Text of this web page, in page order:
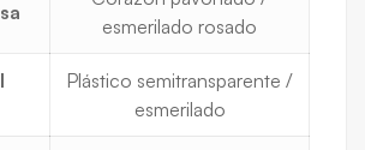
esmerilado rosado
Plástico semitransparente /
esmerilado